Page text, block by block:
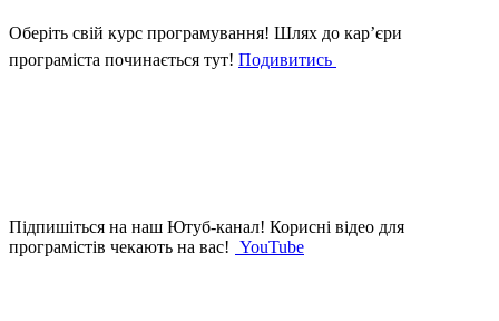
Оберіть свій курс програмування! Шлях до кар’єри
програміста починається тут! Подивитись
Підпишіться на наш Ютуб-канал! Корисні відео для
програмістів чекають на вас! YouTube